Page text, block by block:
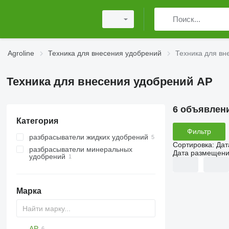
Agroline Техника для внесения удобрений Техника для
Техника для внесения удобрений AP
Категория
разбрасыватели жидких удобрений
разбрасыватели минеральных
удобрений
Марка
6
Фильтр
Сортировка:
Дата